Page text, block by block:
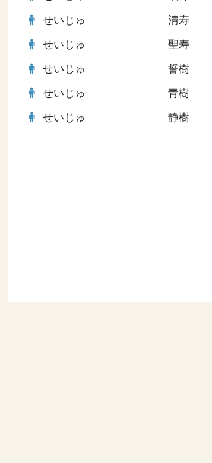
せいじゅ 清寿
せいじゅ 聖寿
せいじゅ 誓樹
せいじゅ 青樹
せいじゅ 静樹